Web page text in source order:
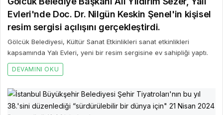
Evleri'nde Doc. Dr. Nilgün Keskin Şenel'in kişisel
resim sergisi açılışını gerçekleştirdi.
Gölcük Belediyesi, Kültür Sanat Etkinlikleri sanat etkinlikleri
kapsamında Yalı Evleri, yeni bir resim sergisine ev sahipliği yaptı.
DEVAMINI OKU